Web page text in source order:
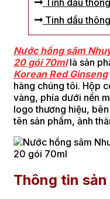
Tinh dầu
Tinh dầu
Nước hồng sâm
20 gói 70mllà sản
Korean Red Ginseng
hàng chúng tôi. Hộp
vàng, phía dưới nền
logo thương hiệu,
tên sản phẩm, ảnh
Thông tin sản